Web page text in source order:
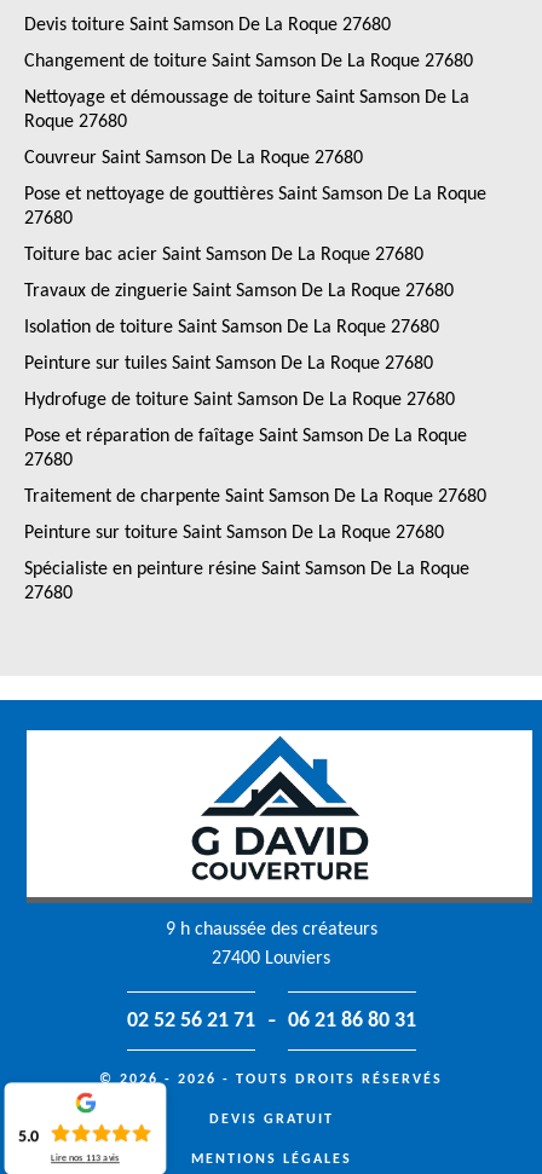
Devis toiture Saint Samson De La Roque 27680
Changement de toiture Saint Samson De La Roque 27680
Nettoyage et démoussage de toiture Saint Samson De La
Roque 27680
Couvreur Saint Samson De La Roque 27680
Pose et nettoyage de gouttières Saint Samson De La Roque
27680
Toiture bac acier Saint Samson De La Roque 27680
Travaux de zinguerie Saint Samson De La Roque 27680
Isolation de toiture Saint Samson De La Roque 27680
Peinture sur tuiles Saint Samson De La Roque 27680
Hydrofuge de toiture Saint Samson De La Roque 27680
Pose et réparation de faîtage Saint Samson De La Roque
27680
Traitement de charpente Saint Samson De La Roque 27680
Peinture sur toiture Saint Samson De La Roque 27680
Spécialiste en peinture résine Saint Samson De La Roque
27680
9 h chaussée des créateurs
27400 Louviers
02 52 56 21 71 - 06 21 86 80 31
© 2026 - 2026 - TOUTS DROITS RÉSERVÉS
DEVIS GRATUIT
MENTIONS LÉGALES
5.0
Lire nos 113 avis